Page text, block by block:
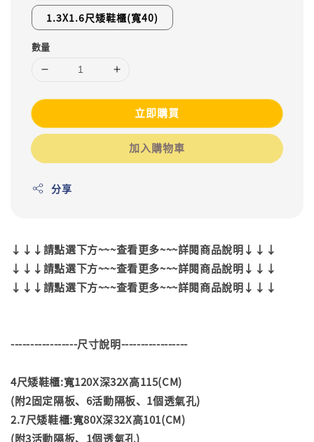
1.3X1.6尺矮鞋櫃(寬40)
數量
立即購買
加入購物車
分享
↓↓↓請點選下方~~~查看更多~~~詳閱商品說明↓↓↓
↓↓↓請點選下方~~~查看更多~~~詳閱商品說明↓↓↓
↓↓↓請點選下方~~~查看更多~~~詳閱商品說明↓↓↓
-----------------尺寸說明-----------------
4尺矮鞋櫃:寬120X深32X高115(CM)
(附2固定隔板、6活動隔板、1個透氣孔)
2.7尺矮鞋櫃:寬80X深32X高101(CM)
(附3活動隔板、1個透氣孔)